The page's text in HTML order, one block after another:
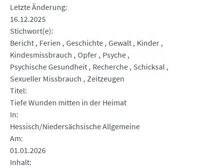
Letzte Änderung
16.12.2025
Stichwort(e)
Bericht Ferien Geschichte Gewalt Kinder
Kindesmissbrauch Opfer Psyche
Psychische Gesundheit Recherche Schicksal
Sexueller Missbrauch Zeitzeugen
Titel
Tiefe Wunden mitten in der Heimat
In
Hessisch/Niedersächsische Allgemeine
Am
01.01.2026
Inhalt